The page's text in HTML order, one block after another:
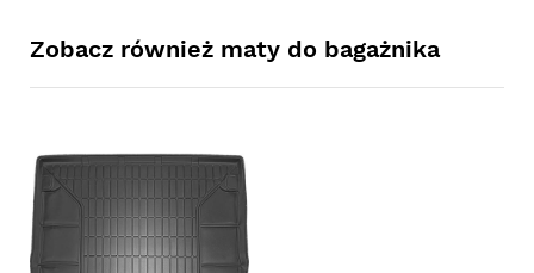
Zobacz również maty do bagażnika